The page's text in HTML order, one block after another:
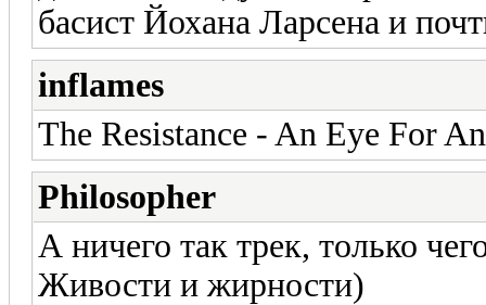
басист Йохана Ларсена и
inflames
The Resistance - An Eye For
Philosopher
А ничего так трек, только
Живости и жирности)